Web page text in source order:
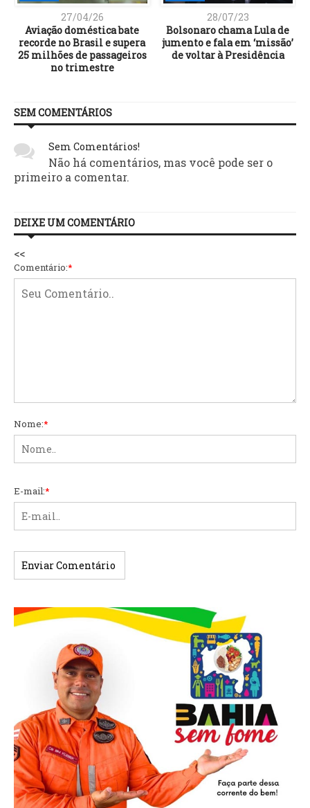
27/04/26
Aviação doméstica bate
recorde no Brasil e supera
25 milhões de passageiros
no trimestre
28/07/23
Bolsonaro chama Lula de
jumento e fala em ‘missão’
de voltar à Presidência
SEM COMENTÁRIOS
Sem Comentários!
Não há comentários, mas você pode ser o
primeiro a comentar.
DEIXE UM COMENTÁRIO
<<
Comentário:*
Nome:*
E-mail:*